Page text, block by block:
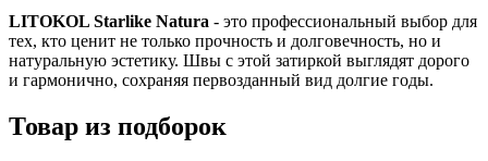
LITOKOL Starlike Natura - это профессиональный выбор для
тех, кто ценит не только прочность и долговечность, но и
натуральную эстетику. Швы с этой затиркой выглядят дорого
и гармонично, сохраняя первозданный вид долгие годы.
Товар из подборок